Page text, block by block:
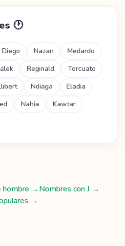
🕐
Diego Nazan
Medardo
Reginald
Torcuato
Ndiaga
Eladia
Nahia
Kawtar
hombre →Nombres conJ →
→